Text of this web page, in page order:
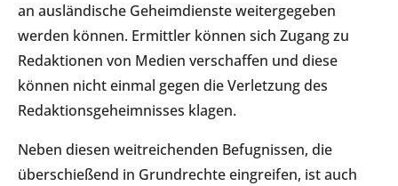
an ausländische Geheimdienste weitergegeben
werden können. Ermittler können sich Zugang zu
Redaktionen von Medien verschaffen und diese
können nicht einmal gegen die Verletzung des
Redaktionsgeheimnisses klagen.
Neben diesen weitreichenden Befugnissen, die
überschießend in Grundrechte eingreifen, ist auch